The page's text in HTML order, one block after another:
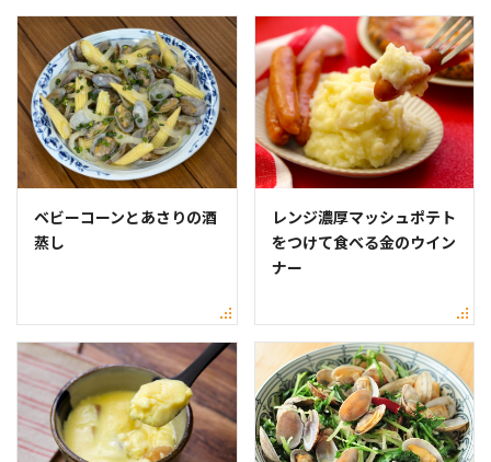
ベビーコーンとあさりの酒
蒸し
レンジ濃厚マッシュポテト
をつけて食べる金のウイン
ナー